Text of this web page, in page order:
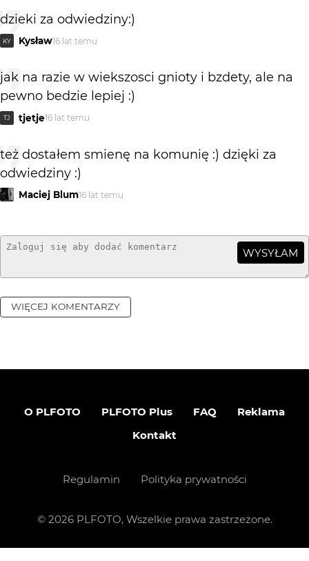
dzieki za odwiedziny:)
KY Kysław16 lat temu
jak na razie w wiekszosci gnioty i bzdety, ale na
pewno bedzie lepiej :)
TJ tjetje16 lat temu
też dostałem smienę na komunię :) dzięki za
odwiedziny :)
Maciej Blum16 lat temu
WYSYŁAM
WIĘCEJ KOMENTARZY
O PLFOTO PLFOTO Plus FAQ
Reklama
Kontakt
Regulamin Polityka prywatności
© 2026PLFOTO, Wszelkie prawa zastrzeżone.